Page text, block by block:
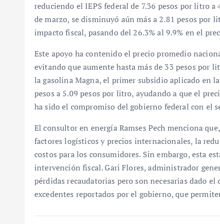
reduciendo el IEPS federal de 7.36 pesos por litro
de marzo, se disminuyó aún más a 2.81 pesos
impacto fiscal, pasando del 26.3% al 9.9% en el
Este apoyo ha contenido el precio promedio
evitando que aumente hasta más de 33 pesos por
la gasolina Magna, el primer subsidio aplicado en
pesos a 5.09 pesos por litro, ayudando a que el
ha sido el compromiso del gobierno federal con el
El consultor en energía Ramses Pech menciona
factores logísticos y precios internacionales, la
costos para los consumidores. Sin embargo, esta
intervención fiscal. Gari Flores, administrador
pérdidas recaudatorias pero son necesarias dado
excedentes reportados por el gobierno, que